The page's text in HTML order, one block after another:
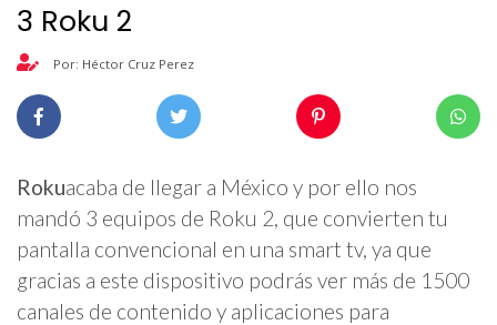
3 Roku 2
Por: Héctor Cruz Perez
Rokuacaba de llegar a México y por ello nos
mandó 3 equipos de Roku 2, que convierten tu
pantalla convencional en una smart tv, ya que
gracias a este dispositivo podrás ver más de 1500
canales de contenido y aplicaciones para